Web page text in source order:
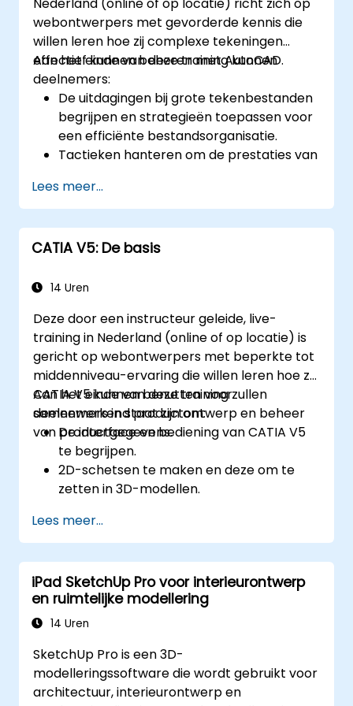
webontwerpers met gevorderde kennis die
willen leren hoe zij complexe tekeningen
effectief kunnen beheren met AutoCAD.
Aan het einde van deze training kunnen
deelnemers:
De uitdagingen bij grote tekenbestanden
begrijpen en strategieën toepassen voor
een efficiënte bestandsorganisatie.
Tactieken hanteren om de prestaties van
regeneraties efficiënt af te handelen.
Lees meer...
CATIA V5: De basis
14 Uren
Deze door een instructeur geleide, live-
training in Nederland (online of op locatie) is
gericht op webontwerpers met beperkte tot
middenniveau-ervaring die willen leren hoe ze
CATIA V5 kunnen benutten voor
samenwerkend productontwerp en beheer
van productgegevens.
Aan het einde van deze training zullen
deelnemers in staat zijn om:
De interface en bediening van CATIA V5
te begrijpen.
2D-schetsen te maken en deze om te
zetten in 3D-modellen.
meerdere componenten te combineren.
Lees meer...
iPad SketchUp Pro voor interieurontwerp
en ruimtelijke modellering
14 Uren
SketchUp Pro is een 3D-
modelleringssoftware die wordt gebruikt voor
architectuur, interieurontwerp en